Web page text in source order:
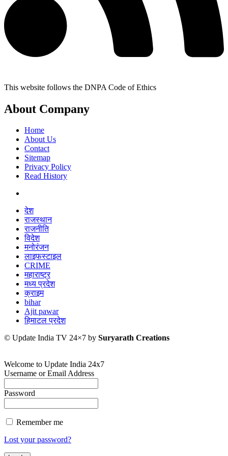
This website follows the DNPA Code of Ethics
About Company
Home
About Us
Contact
Sitemap
Privacy Policy
Read History
देश
राजस्थान
राजनीति
विदेश
मनोरंजन
लाइफस्टाइल
CRIME
महाराष्ट्र
मध्य प्रदेश
क्राइम
bihar
Ajit pawar
हिमाटल प्रदेश
© Update India TV 24×7 by Suryarath Creations
Welcome to Update India 24x7
Username or Email Address
Password
Remember me
Lost your password?